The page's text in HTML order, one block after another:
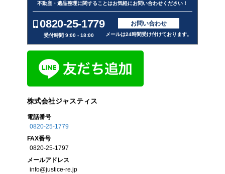
不動産・遺品整理に関することはお気軽にお問い合わせください！
0820-25-1779
受付時間 9:00 - 18:00
お問い合わせ
メールは24時間受け付けております。
株式会社ジャスティス
電話番号
0820-25-1779
FAX番号
0820-25-1797
メールアドレス
info@justice-re.jp